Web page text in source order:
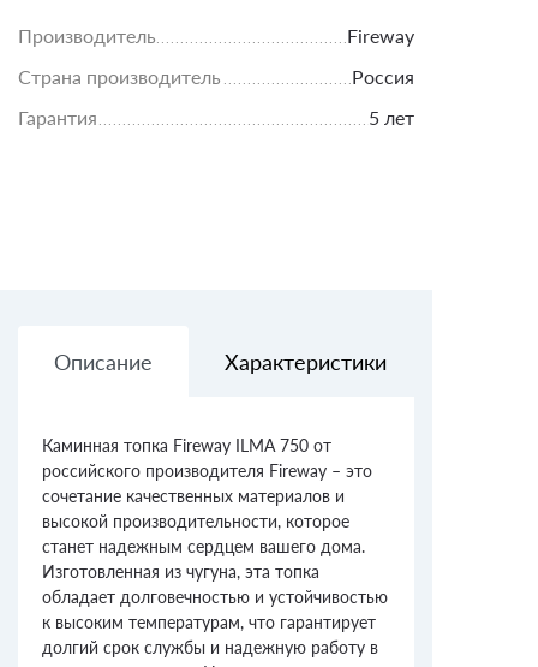
Производитель
Fireway
Страна производитель
Россия
Гарантия
5 лет
Описание Характеристики
Каминная топка Fireway ILMA 750 от
российского производителя Fireway – это
сочетание качественных материалов и
высокой производительности, которое
станет надежным сердцем вашего дома.
Изготовленная из чугуна, эта топка
обладает долговечностью и устойчивостью
к высоким температурам, что гарантирует
долгий срок службы и надежную работу в